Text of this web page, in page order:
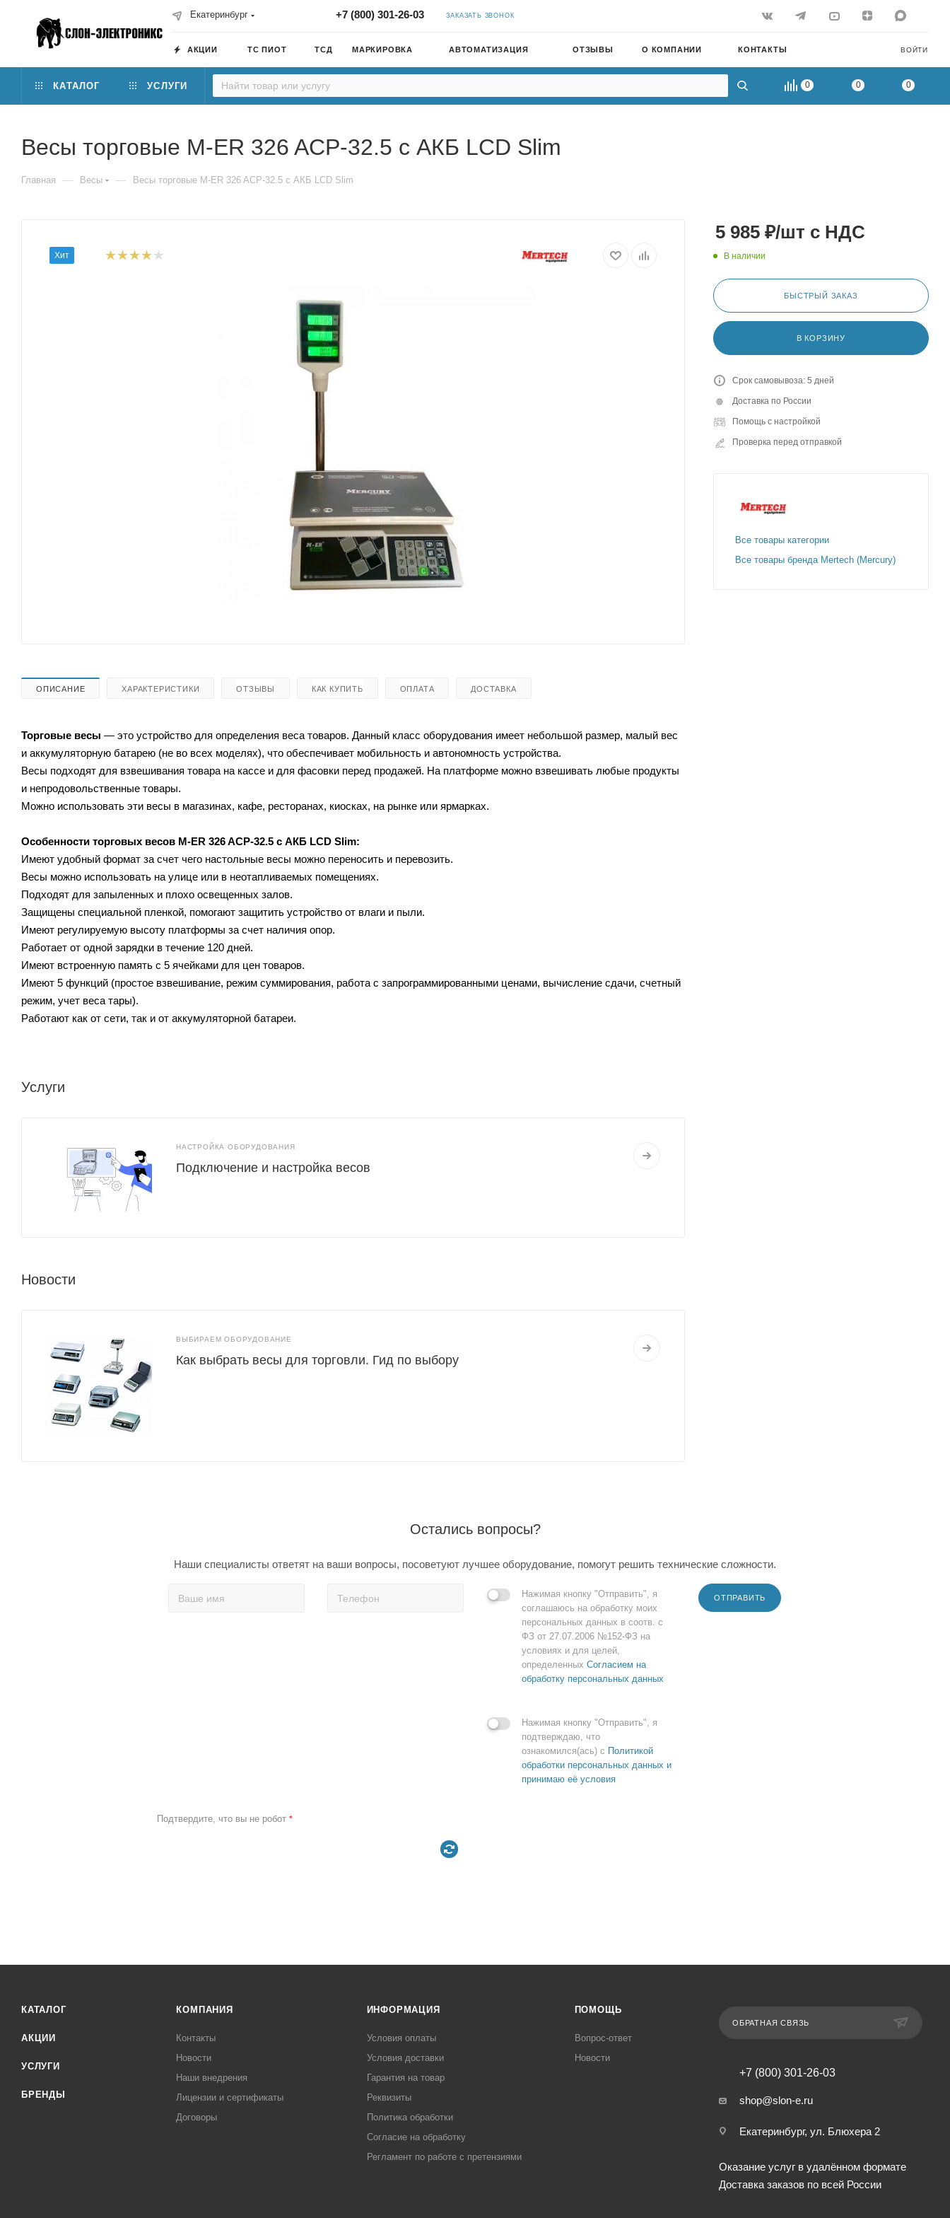
Екатеринбург +7 (800) 301-26-03 ЗАКАЗАТЬ ЗВОНОК
ВОЙТИ
АКЦИИ ТС ПИОТ ТСД МАРКИРОВКА АВТОМАТИЗАЦИЯ ОТЗЫВЫ О КОМПАНИИ КОНТАКТЫ
0 0 0
КАТАЛОГ УСЛУГИ
Весы торговые M-ER 326 ACP-32.5 с АКБ LCD Slim
Главная — Весы — Весы торговые M-ER 326 ACP-32.5 с АКБ LCD Slim
Хит
ОПИСАНИЕ ХАРАКТЕРИСТИКИ ОТЗЫВЫ КАК КУПИТЬ ОПЛАТА ДОСТАВКА
Торговые весы — это устройство для определения веса товаров. Данный класс оборудования имеет небольшой размер, малый вес
и аккумуляторную батарею (не во всех моделях), что обеспечивает мобильность и автономность устройства.
Весы подходят для взвешивания товара на кассе и для фасовки перед продажей. На платформе можно взвешивать любые продукты
и непродовольственные товары.
Можно использовать эти весы в магазинах, кафе, ресторанах, киосках, на рынке или ярмарках.
Особенности торговых весов M-ER 326 ACP-32.5 с АКБ LCD Slim:
Имеют удобный формат за счет чего настольные весы можно переносить и перевозить.
Весы можно использовать на улице или в неотапливаемых помещениях.
Подходят для запыленных и плохо освещенных залов.
Защищены специальной пленкой, помогают защитить устройство от влаги и пыли.
Имеют регулируемую высоту платформы за счет наличия опор.
Работает от одной зарядки в течение 120 дней.
Имеют встроенную память с 5 ячейками для цен товаров.
Имеют 5 функций (простое взвешивание, режим суммирования, работа с запрограммированными ценами, вычисление сдачи, счетный
режим, учет веса тары).
Работают как от сети, так и от аккумуляторной батареи.
Услуги
НАСТРОЙКА ОБОРУДОВАНИЯ
Подключение и настройка весов
Новости
ВЫБИРАЕМ ОБОРУДОВАНИЕ
Как выбрать весы для торговли. Гид по выбору
5 985 ₽/шт с НДС
В наличии
БЫСТРЫЙ ЗАКАЗ
В КОРЗИНУ
Срок самовывоза: 5 дней
Доставка по России
Помощь с настройкой
Проверка перед отправкой
Все товары категории
Все товары бренда Mertech (Mercury)
Остались вопросы?
Наши специалисты ответят на ваши вопросы, посоветуют лучшее оборудование, помогут решить технические сложности.
Нажимая кнопку "Отправить", я
соглашаюсь на обработку моих
персональных данных в соотв. с
ФЗ от 27.07.2006 №152-ФЗ на
условиях и для целей,
определенных Согласием на
обработку персональных данных
Нажимая кнопку "Отправить", я
подтверждаю, что
ознакомился(ась) с Политикой
обработки персональных данных и
принимаю её условия
ОТПРАВИТЬ
Подтвердите, что вы не робот *
КАТАЛОГ
АКЦИИ
УСЛУГИ
БРЕНДЫ
КОМПАНИЯ
Контакты
Новости
Наши внедрения
Лицензии и сертификаты
Договоры
ИНФОРМАЦИЯ
Условия оплаты
Условия доставки
Гарантия на товар
Реквизиты
Политика обработки
Согласие на обработку
Регламент по работе с претензиями
ПОМОЩЬ
Вопрос-ответ
Новости
ОБРАТНАЯ СВЯЗЬ
+7 (800) 301-26-03
shop@slon-e.ru
Екатеринбург, ул. Блюхера 2
Оказание услуг в удалённом формате
Доставка заказов по всей России